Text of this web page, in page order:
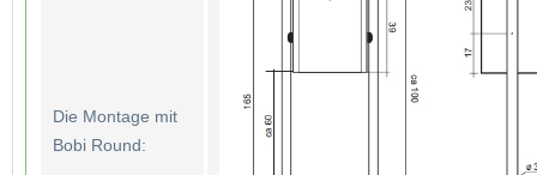
Die Montage mit
Bobi Round: